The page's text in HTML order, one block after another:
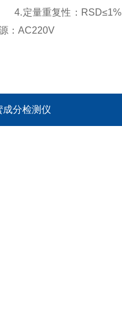
4.定量重复性：
：AC220V
成分检测仪